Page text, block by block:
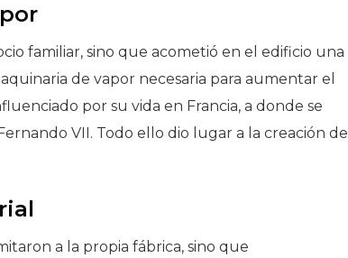
familiar, sino que acometió en el edificio una
de vapor necesaria para aumentar el
por su vida en Francia, a donde se
VII. Todo ello dio lugar a la creación de
a la propia fábrica, sino que